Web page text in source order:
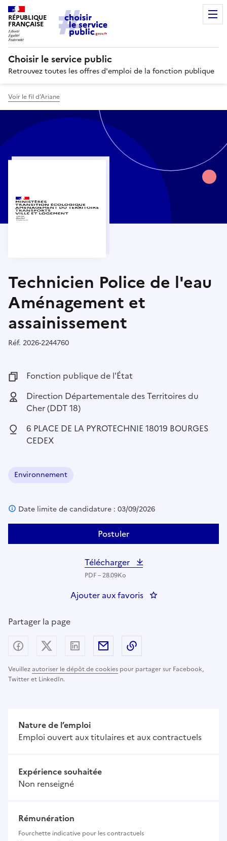
RÉPUBLIQUE
FRANÇAISE
Choisir le service public
Retrouvez toutes les offres d'emploi de la fonction publique
Voir le fil d’Ariane
Technicien Police de l'eau
Aménagement et
assainissement
Réf. Référence :
2026-2244760
Fonction publique :
Fonction publique de l'État
Employeur :
Direction Départementale des Territoires du
Cher (DDT 18)
Localisation :
6 PLACE DE LA PYROTECHNIE 18019 BOURGES
CEDEX
Domaine :
Environnement
Postuler
Date limite de candidature : 03/09/2026
Télécharger
PDF – 28.09Ko
Ajouter aux favoris : Technicien Police
Partager la page
Veuillezautoriser le dépôt de cookies pour partager sur Facebook,
Twitter et LinkedIn.
Partager sur Facebook
Partager sur X (anciennement Twitter) -
Partager sur LinkedIn
Partager par email
Nature de l’emploi
Emploi ouvert aux titulaires et aux contractuels
Expérience souhaitée
Non renseigné
Rémunération
Fourchette indicative pour les contractuels